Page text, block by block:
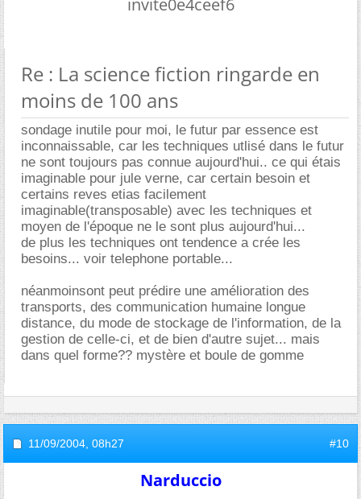
invite0e4ceef6
Re : La science fiction ringarde en
moins de 100 ans
sondage inutile pour moi, le futur par essence est
inconnaissable, car les techniques utlisé dans le futur
ne sont toujours pas connue aujourd'hui.. ce qui étais
imaginable pour jule verne, car certain besoin et
certains reves etias facilement
imaginable(transposable) avec les techniques et
moyen de l'époque ne le sont plus aujourd'hui...
de plus les techniques ont tendence a crée les
besoins... voir telephone portable...
néanmoinsont peut prédire une amélioration des
transports, des communication humaine longue
distance, du mode de stockage de l'information, de la
gestion de celle-ci, et de bien d'autre sujet... mais
dans quel forme?? mystère et boule de gomme
11/09/2004, 08h27 #10
Narduccio